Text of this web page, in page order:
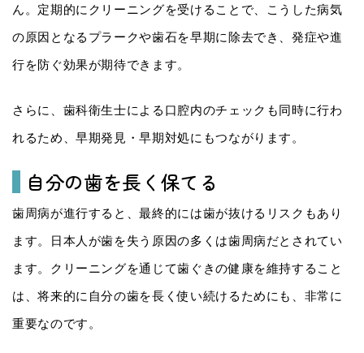
ん。定期的にクリーニングを受けることで、こうした病気
の原因となるプラークや歯石を早期に除去でき、発症や進
行を防ぐ効果が期待できます。
さらに、歯科衛生士による口腔内のチェックも同時に行わ
れるため、早期発見・早期対処にもつながります。
自分の歯を長く保てる
歯周病が進行すると、最終的には歯が抜けるリスクもあり
ます。日本人が歯を失う原因の多くは歯周病だとされてい
ます。クリーニングを通じて歯ぐきの健康を維持すること
は、将来的に自分の歯を長く使い続けるためにも、非常に
重要なのです。